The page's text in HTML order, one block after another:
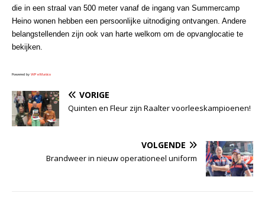
die in een straal van 500 meter vanaf de ingang van Summercamp
Heino wonen hebben een persoonlijke uitnodiging ontvangen. Andere
belangstellenden zijn ook van harte welkom om de opvanglocatie te
bekijken.
Powered by WPeMatico
VORIGE
Quinten en Fleur zijn Raalter voorleeskampioenen!
VOLGENDE
Brandweer in nieuw operationeel uniform